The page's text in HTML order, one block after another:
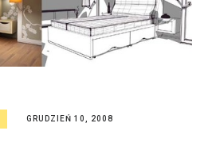
GRUDZIEŃ 10, 2008